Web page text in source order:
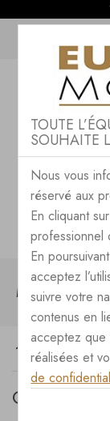
MENU
TOUTES
TOUTE
SOUHAITE
Nous vous
réservé aux
En cliquant
professionnel
En
acceptez
suivre votre
contenus en
acceptez que
réalisées et
de